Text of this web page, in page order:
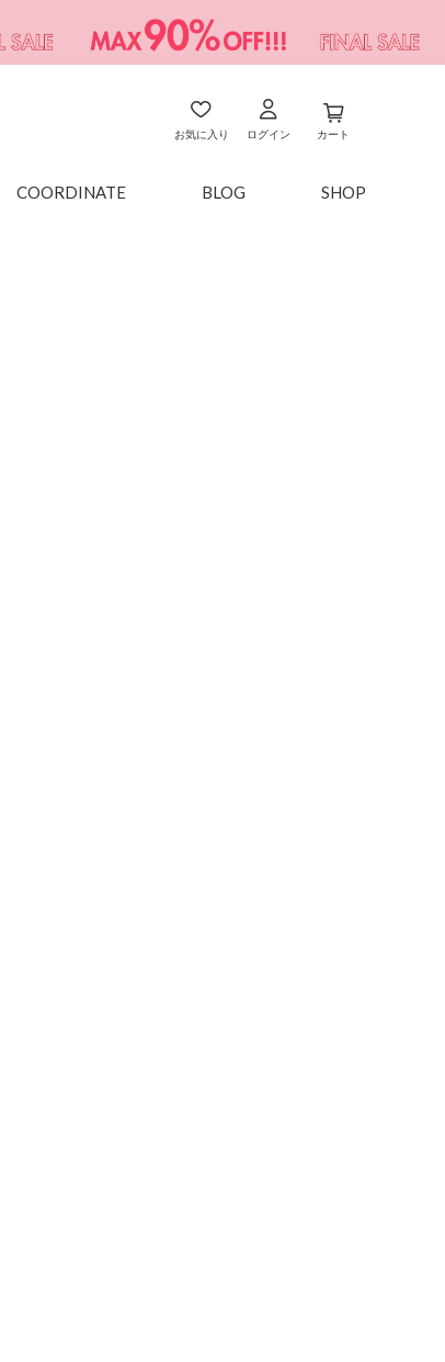
お気に入り ログイン カート
COORDINATE BLOG SHOP